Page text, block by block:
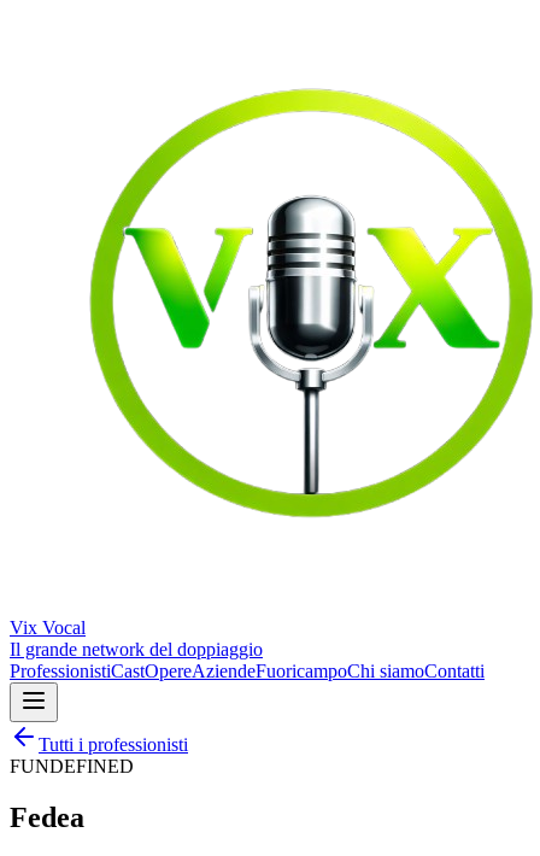
Vix Vocal
Il grande network del doppiaggio
ProfessionistiCastOpereAziendeFuoricampoChi siamoContatti
Tutti i professionisti
FUNDEFINED
Fedea